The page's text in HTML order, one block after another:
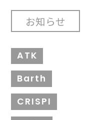
お知らせ
ATK
Barth
CRISPI